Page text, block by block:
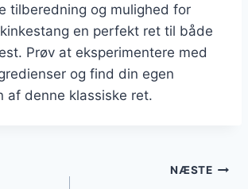
tilberedning og mulighed for
en perfekt ret til både
Prøv at eksperimentere med
og find din egen
af denne klassiske ret.
NÆSTE